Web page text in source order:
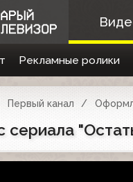
Рекламные ролики
Первый канал
сериала